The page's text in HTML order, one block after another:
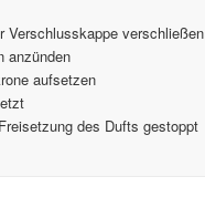
Verschlusskappe verschließen
anzünden
aufsetzen
des Dufts gestoppt